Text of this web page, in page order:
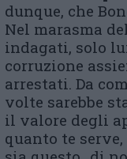
dunque, che
Nel marasma
indagati, solo
corruzione
arrestati. Da
volte sarebbe
il valore degli
quanto te